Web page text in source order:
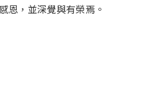
恩，並深覺與有榮焉。